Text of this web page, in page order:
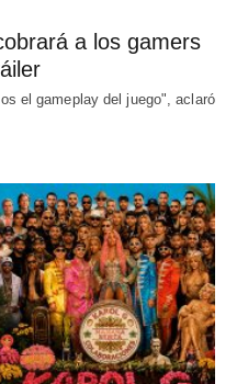
a los gamers
el gameplay del juego", aclaró